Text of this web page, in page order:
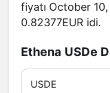
fiyatı October
0.82377EUR idi.
Ethena USDe